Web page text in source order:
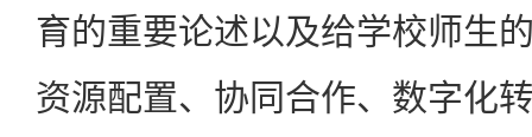
育的重要论述以及给学校师生
资源配置、协同合作、数字化